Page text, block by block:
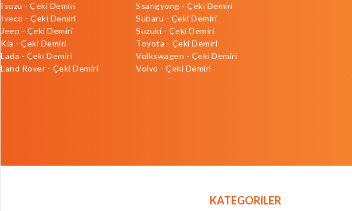
Isuzu - Çeki Demiri
Iveco - Çeki Demiri
Jeep - Çeki Demiri
Kia - Çeki Demiri
Lada - Çeki Demiri
Land Rover - Çeki Demiri
Ssangyong - Çeki Demiri
Subaru - Çeki Demiri
Suzuki - Çeki Demiri
Toyota - Çeki Demiri
Volkswagen - Çeki Demiri
Volvo - Çeki Demiri
KATEGORİLER